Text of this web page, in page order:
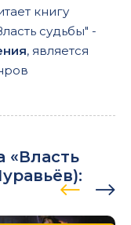
книгу
судьбы" -
, является
«Власть
):